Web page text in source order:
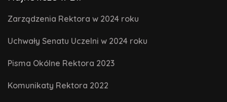
Zarządzenia Rektora w 2024 roku
Uchwały Senatu Uczelni w 2024 roku
Pisma Okólne Rektora 2023
Komunikaty Rektora 2022